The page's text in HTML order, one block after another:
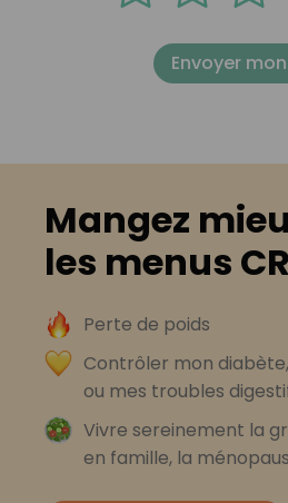
Envoyer
Mangez
les menus
Perte de poids
Contrôler mon
ou mes troubles
Vivre sereinement la
en famille, la